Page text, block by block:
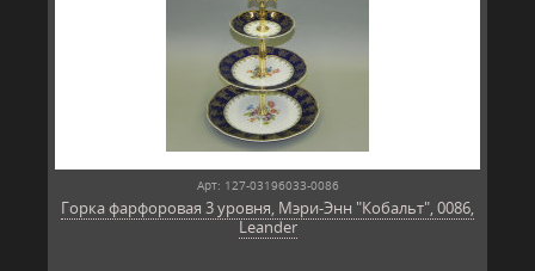
Арт: 127-03196033-0086
Горка фарфоровая 3 уровня, Мэри-Энн "Кобальт", 0086,
Leander